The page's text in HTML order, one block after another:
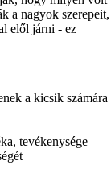
a nagyok szerepeit,
elől járni - ez
a kicsik számára
tevékenysége